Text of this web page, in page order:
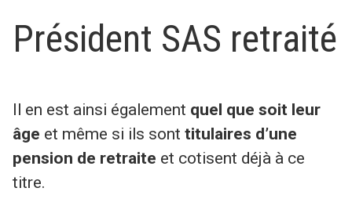
Président SAS retraité
Il en est ainsi également quel que soit leur
âge et même si ils sont titulaires d’une
pension de retraite et cotisent déjà à ce
titre.